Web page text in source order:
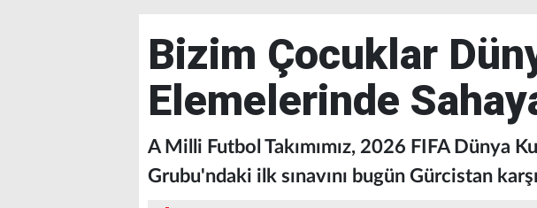
Bizim Çocuklar
Elemelerinde
A Milli Futbol Takımımız, 2026 FIFA Dünya
Grubu'ndaki ilk sınavını bugün Gürcistan